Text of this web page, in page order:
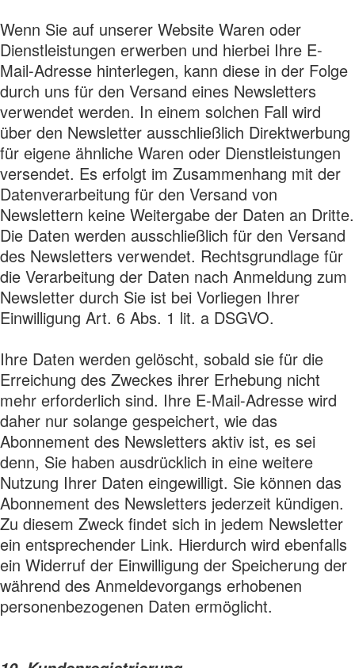
Wenn Sie auf unserer Website Waren oder
Dienstleistungen erwerben und hierbei Ihre E-
Mail-Adresse hinterlegen, kann diese in der Folge
durch uns für den Versand eines Newsletters
verwendet werden. In einem solchen Fall wird
über den Newsletter ausschließlich Direktwerbung
für eigene ähnliche Waren oder Dienstleistungen
versendet. Es erfolgt im Zusammenhang mit der
Datenverarbeitung für den Versand von
Newslettern keine Weitergabe der Daten an Dritte.
Die Daten werden ausschließlich für den Versand
des Newsletters verwendet. Rechtsgrundlage für
die Verarbeitung der Daten nach Anmeldung zum
Newsletter durch Sie ist bei Vorliegen Ihrer
Einwilligung Art. 6 Abs. 1 lit. a DSGVO.
Ihre Daten werden gelöscht, sobald sie für die
Erreichung des Zweckes ihrer Erhebung nicht
mehr erforderlich sind. Ihre E-Mail-Adresse wird
daher nur solange gespeichert, wie das
Abonnement des Newsletters aktiv ist, es sei
denn, Sie haben ausdrücklich in eine weitere
Nutzung Ihrer Daten eingewilligt. Sie können das
Abonnement des Newsletters jederzeit kündigen.
Zu diesem Zweck findet sich in jedem Newsletter
ein entsprechender Link. Hierdurch wird ebenfalls
ein Widerruf der Einwilligung der Speicherung der
während des Anmeldevorgangs erhobenen
personenbezogenen Daten ermöglicht.